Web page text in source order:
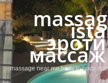
massage near me,body to body